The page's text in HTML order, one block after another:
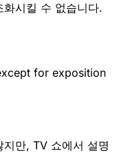
시킬 수 없습니다.
for exposition
만, TV 쇼에서 설명